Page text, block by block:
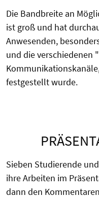
Die Bandbreite an
ist groß und hat
Anwesenden,
und die verschiedenen
festgestellt wurde.
Sieben Studierende
ihre Arbeiten im
dann den